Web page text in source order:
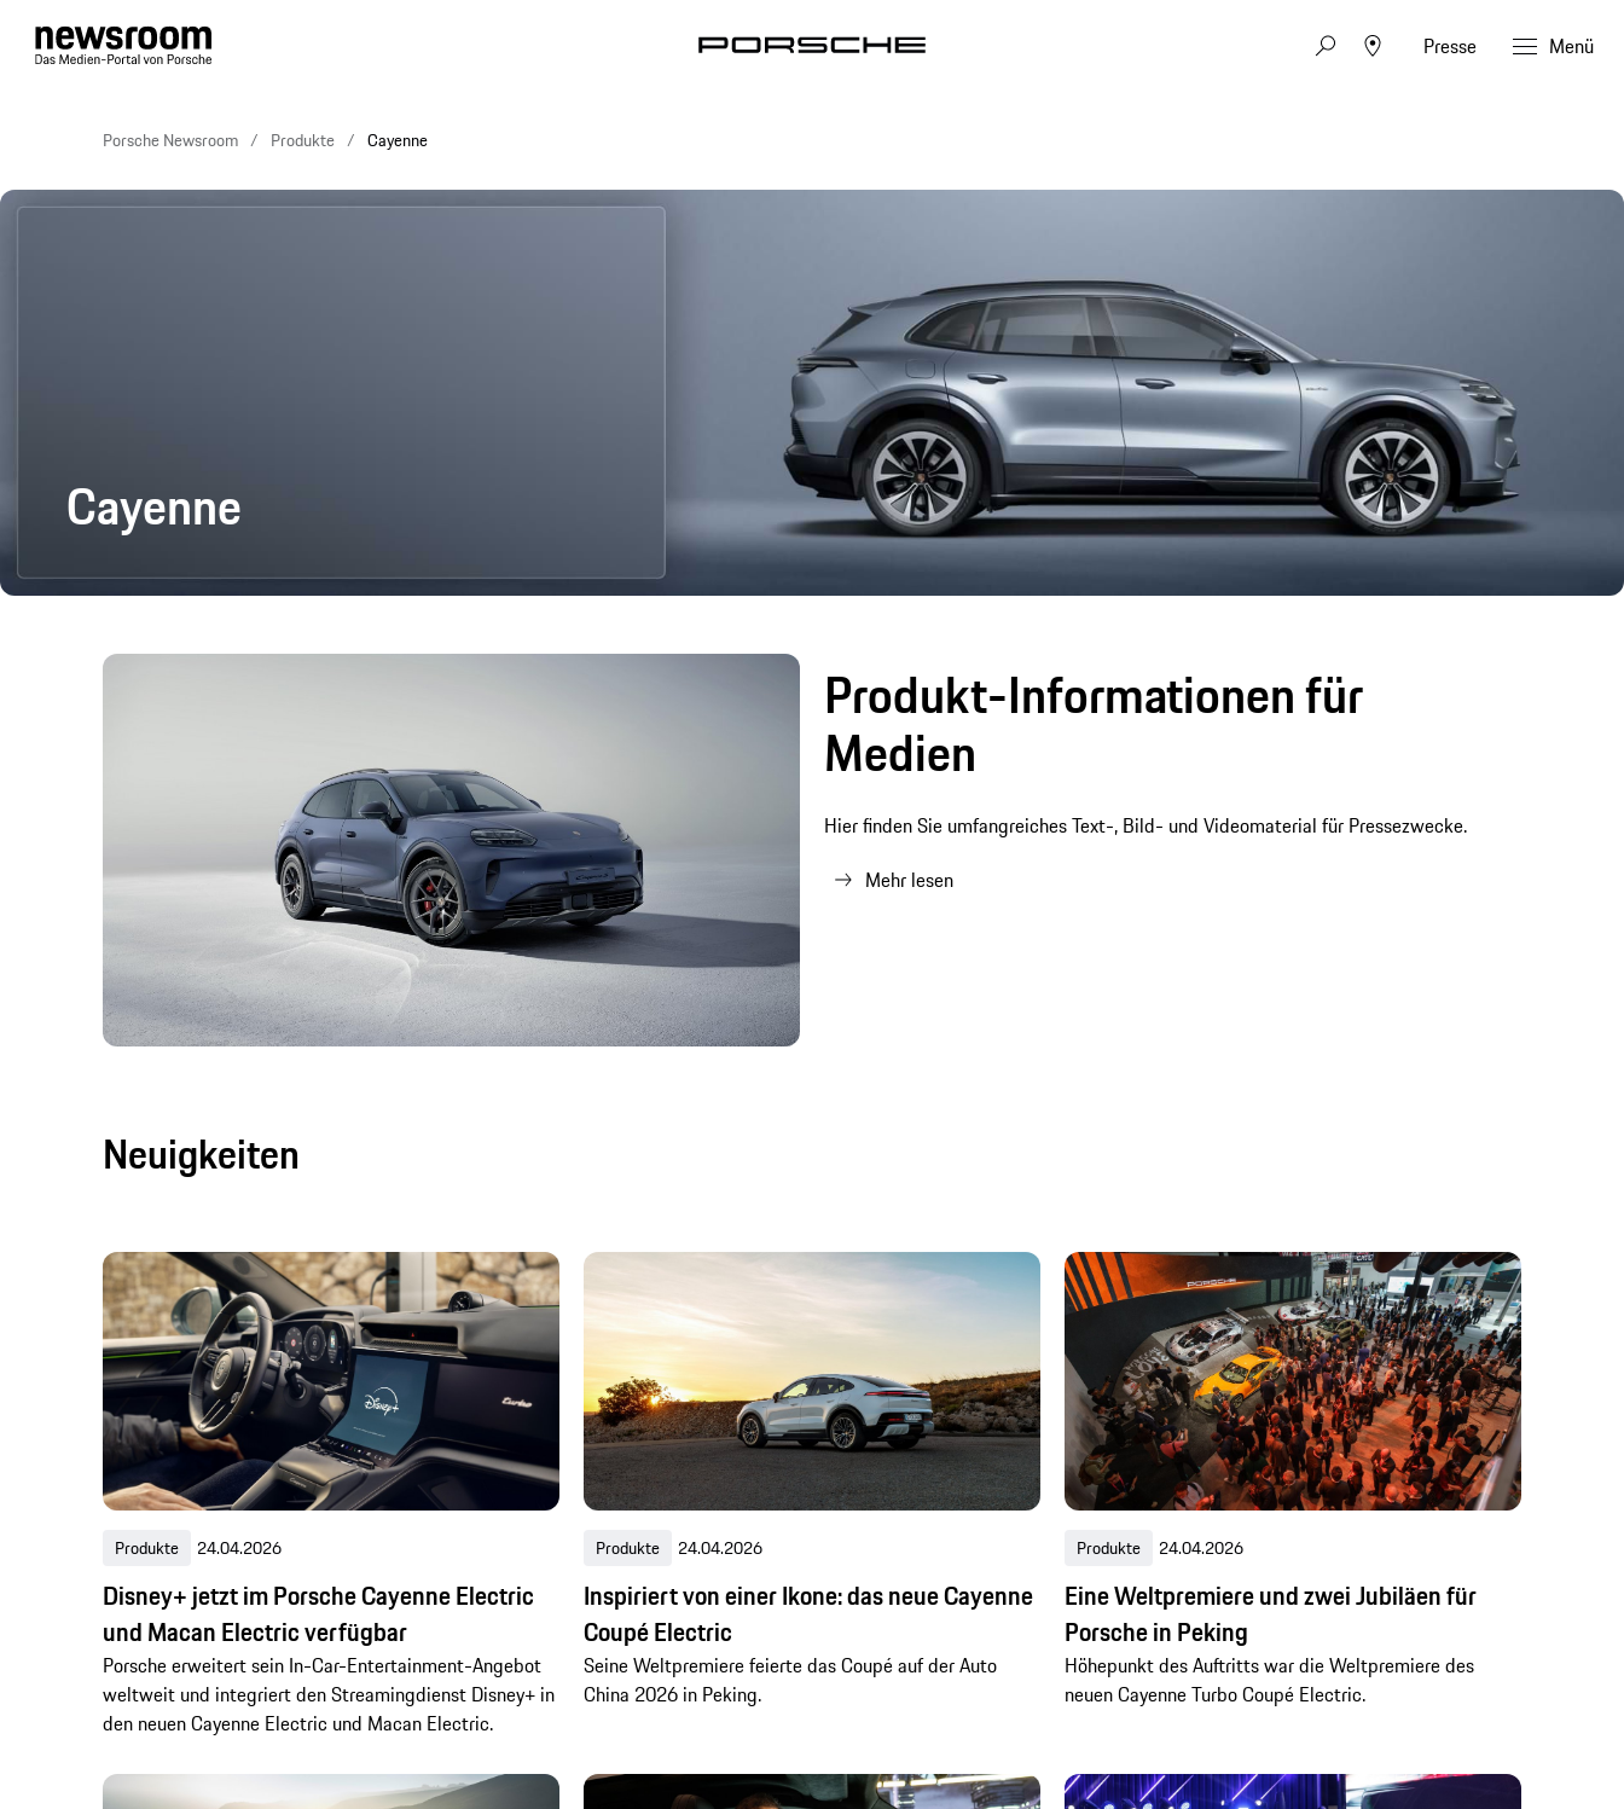
Presse Menü
Porsche Newsroom Produkte Cayenne
Cayenne
Produkt-Informationen für
Medien
Hier finden Sie umfangreiches Text-, Bild- und Videomaterial für Pressezwecke.
Mehr lesen
Neuigkeiten
Produkte 24.04.2026
Disney+ jetzt im Porsche Cayenne Electric
und Macan Electric verfügbar
Porsche erweitert sein In-Car-Entertainment-Angebot
weltweit und integriert den Streamingdienst Disney+ in
den neuen Cayenne Electric und Macan Electric.
Produkte 24.04.2026
Inspiriert von einer Ikone: das neue Cayenne
Coupé Electric
Seine Weltpremiere feierte das Coupé auf der Auto
China 2026 in Peking.
Produkte 24.04.2026
Eine Weltpremiere und zwei Jubiläen für
Porsche in Peking
Höhepunkt des Auftritts war die Weltpremiere des
neuen Cayenne Turbo Coupé Electric.